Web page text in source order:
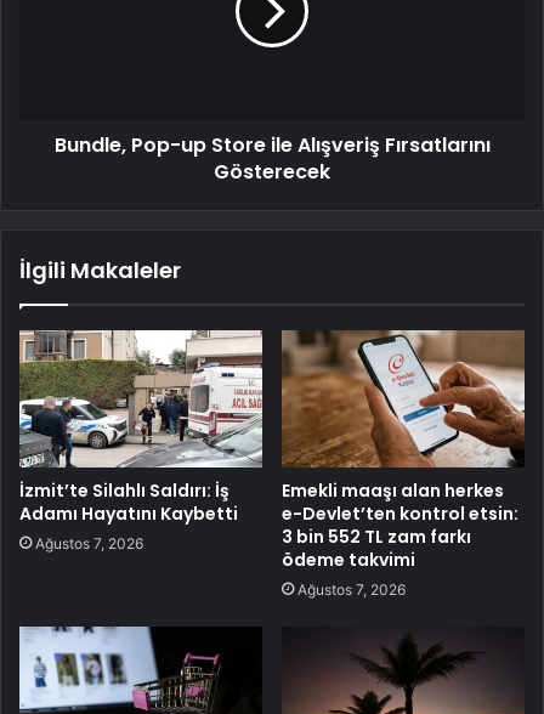
Bundle, Pop-up Store ile Alışveriş Fırsatlarını
Gösterecek
İlgili Makaleler
İzmit’te Silahlı Saldırı: İş
Adamı Hayatını Kaybetti
Ağustos 7, 2026
Emekli maaşı alan herkes
e-Devlet’ten kontrol etsin:
3 bin 552 TL zam farkı
ödeme takvimi
Ağustos 7, 2026